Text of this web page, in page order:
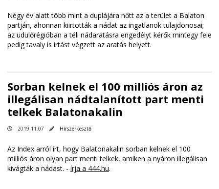
Négy év alatt több mint a duplájára nőtt az a terület a Balaton
partján, ahonnan kiirtották a nádat az ingatlanok tulajdonosai;
az üdülőrégióban a téli nádaratásra engedélyt kérők mintegy fele
pedig tavaly is irtást végzett az aratás helyett.
Sorban kelnek el 100 milliós áron az
illegálisan nádtalanított part menti
telkek Balatonakalin
2019.11.07 Hírszerkesztő
Az Index arról írt, hogy Balatonakalin sorban kelnek el 100
milliós áron olyan part menti telkek, amiken a nyáron illegálisan
kivágták a nádast. - írja a 444.hu.